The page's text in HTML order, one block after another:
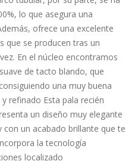
lo que asegura una
ofrece una excelente
que se producen tras un
En el núcleo encontramos
de tacto blando, que
una muy buena
refinado Esta pala recién
un diseño muy elegante
un acabado brillante que te
la tecnología
localizado